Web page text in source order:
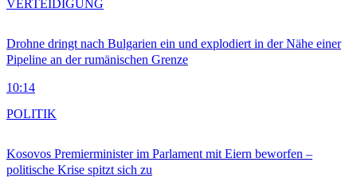
Drohne dringt nach Bulgarien ein und explodiert in der Nähe einer
Pipeline an der rumänischen Grenze
10:14
VERTEIDIGUNG
Kosovos Premierminister im Parlament mit Eiern beworfen –
politische Krise spitzt sich zu
POLITIK